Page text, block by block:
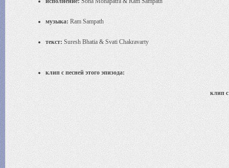
музыка: Ram Sampath
текст: Suresh Bhatia & Svati Chakravarty
клип с песней этого эпизода:
клип